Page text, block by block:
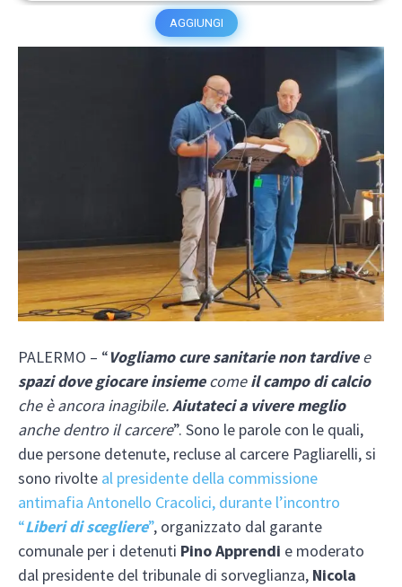
AGGIUNGI
PALERMO – “Vogliamo cure sanitarie non tardivee
spazi dove giocare insiemecomeil campo di calcio
che è ancora inagibile.Aiutateci a vivere meglio
anche dentro il carcere”. Sono le parole con le quali,
due persone detenute, recluse al carcere Pagliarelli, si
sono rivolte al presidente della commissione
antimafia Antonello Cracolici, durante l’incontro
“Liberi di scegliere”, organizzato dal garante
comunale per i detenuti Pino Apprendi e moderato
dal presidente del tribunale di sorveglianza, Nicola